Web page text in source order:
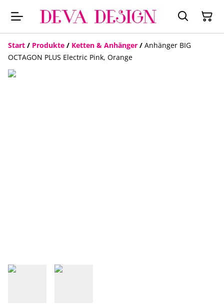
Start / Produkte / Ketten & Anhänger / Anhänger BIG
OCTAGON PLUS Electric Pink, Orange